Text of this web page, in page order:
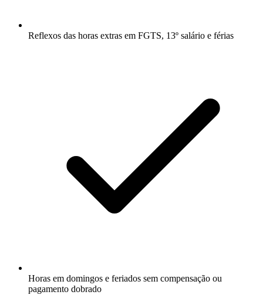
Reflexos das horas extras em FGTS, 13º salário e férias
Horas em domingos e feriados sem compensação ou
pagamento dobrado